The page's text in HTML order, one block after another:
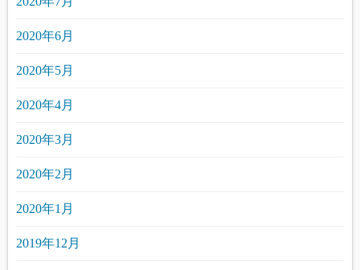
2020年6月
2020年5月
2020年4月
2020年3月
2020年2月
2020年1月
2019年12月